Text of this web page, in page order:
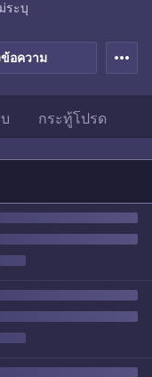
ข้อความ
ระบุ
more_horiz
กระทู้โปรด